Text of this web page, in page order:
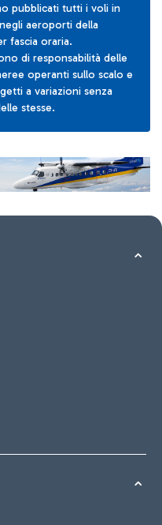
pubblicati tutti i voli in
aeroporti della
fascia oraria.
di responsabilità delle
operanti sullo scalo e
a variazioni senza
stesse.